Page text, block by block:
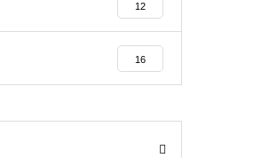
12
16